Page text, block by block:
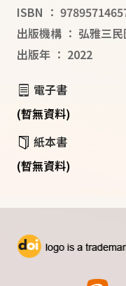
ISBN ：
出版機構 ： 弘雅三
出版年 ： 2022
電子書
(暫無資料)
紙本書
(暫無資料)